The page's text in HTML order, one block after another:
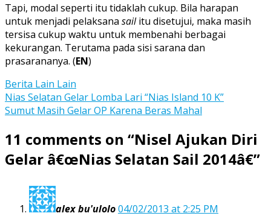
Tapi, modal seperti itu tidaklah cukup. Bila harapan
untuk menjadi pelaksana sailitu disetujui, maka masih
tersisa cukup waktu untuk membenahi berbagai
kekurangan. Terutama pada sisi sarana dan
prasarananya. (EN)
Berita Lain Lain
Post
navigation
Nias Selatan Gelar Lomba Lari “Nias Island 10 K”
Sumut Masih Gelar OP Karena Beras Mahal
11 comments on “Nisel Ajukan Diri
Gelar â€œNias Selatan Sail 2014â€”
alex bu'ulolo04/02/2013 at 2:25 PM